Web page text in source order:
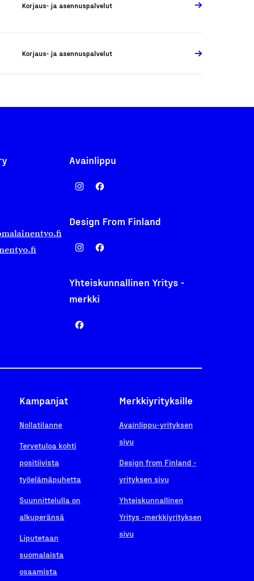
Korjaus- ja asennuspalvelut
Korjaus- ja asennuspalvelut
Avainlippu
Design From Finland
Yhteiskunnallinen Yritys -
merkki
Kampanjat
Nollatilanne
Tervetuloa kohti
positiivista
työelämäpuhetta
Suunnittelulla on
alkuperänsä
Liputetaan
suomalaista
osaamista
Merkkiyrityksille
Avainlippu-yrityksen
sivu
Design from Finland -
yrityksen sivu
Yhteiskunnallinen
Yritys -merkkiyrityksen
sivu